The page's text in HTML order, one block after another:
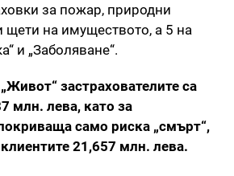
за пожар, природни
щети на имуществото, а 5 на
и „Заболяване“.
застрахователите са
млн. лева, като за
само риска „смърт“,
21,657 млн. лева.